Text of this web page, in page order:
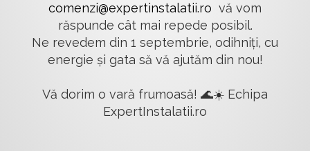
comenzi@expertinstalatii.ro vă vom
răspunde cât mai repede posibil.
Ne revedem din 1 septembrie, odihniți, cu
energie și gata să vă ajutăm din nou!
Vă dorim o vară frumoasă! 🌊☀️ Echipa
ExpertInstalatii.ro